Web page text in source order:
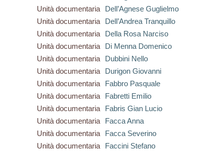
Unità documentaria
Dell’Agnese Guglielmo
Unità documentaria
Dell’Andrea Tranquillo
Unità documentaria
Della Rosa Narciso
Unità documentaria
Di Menna Domenico
Unità documentaria
Dubbini Nello
Unità documentaria
Durigon Giovanni
Unità documentaria
Fabbro Pasquale
Unità documentaria
Fabretti Emilio
Unità documentaria
Fabris Gian Lucio
Unità documentaria
Facca Anna
Unità documentaria
Facca Severino
Unità documentaria
Faccini Stefano